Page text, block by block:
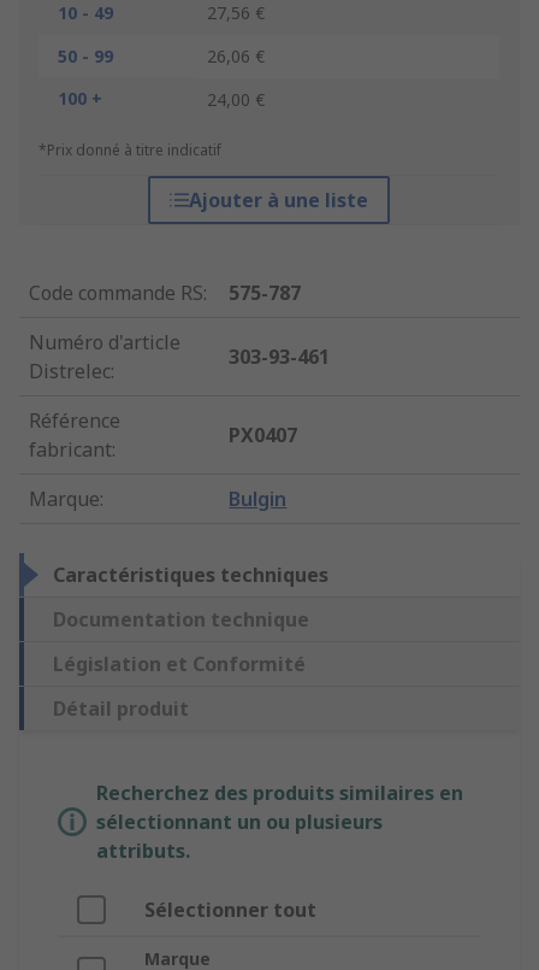
10 - 49
27,56 €
50 - 99
26,06 €
100 +
24,00 €
*Prix donné à titre indicatif
Ajouter à une liste
Code commande RS:
575-787
Numéro d'article
Distrelec:
303-93-461
Référence
fabricant:
PX0407
Marque: Bulgin
Caractéristiques techniques
Documentation technique
Législation et Conformité
Détail produit
Recherchez des produits similaires en
sélectionnant un ou plusieurs
attributs.
Sélectionner tout
Marque